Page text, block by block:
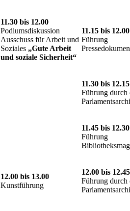
11.30 bis 12.00
Podiumsdiskussion
Ausschuss für Arbeit und
Soziales „Gute Arbeit
und soziale Sicherheit“
11.15 bis 12.00
Führung
11.30 bis 12.15
Führung durch
11.45 bis 12.30
Führung
12.00 bis 13.00
Kunstführung
12.00 bis 12.45
Führung durch